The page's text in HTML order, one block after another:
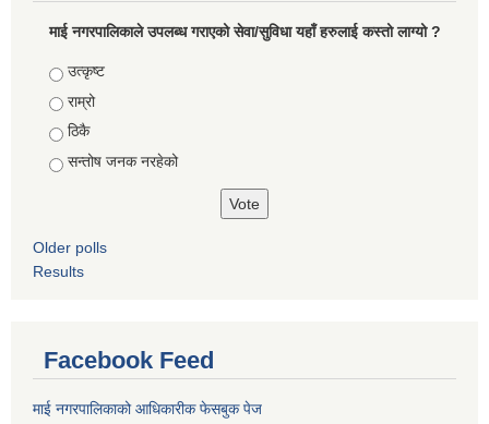
माई नगरपालिकाले उपलब्ध गराएको सेवा/सुविधा यहाँ हरुलाई कस्तो लाग्यो ?
Choices
उत्कृष्ट
राम्रो
ठिकै
सन्तोष जनक नरहेको
Older polls
Results
Facebook Feed
माई नगरपालिकाको आधिकारीक फेसबुक पेज